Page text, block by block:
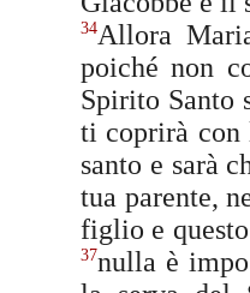
34Allora
poiché non
Spirito Santo
ti coprirà con
santo e sarà
tua parente,
figlio e
37nulla è